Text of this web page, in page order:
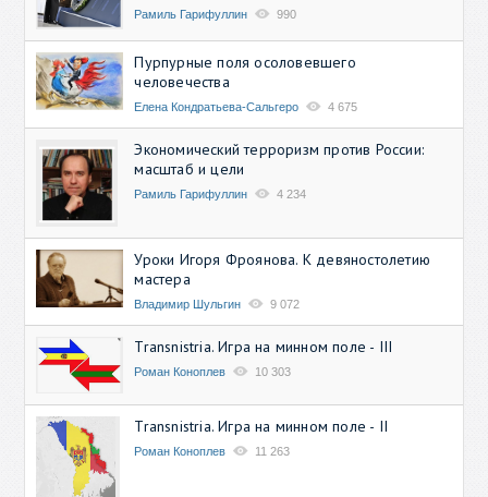
Рамиль Гарифуллин 990
Пурпурные поля осоловевшего
человечества
Елена Кондратьева-Сальгеро 4 675
Экономический терроризм против России:
масштаб и цели
Рамиль Гарифуллин 4 234
Уроки Игоря Фроянова. К девяностолетию
мастера
Владимир Шульгин 9 072
Transnistria. Игра на минном поле - III
Роман Коноплев 10 303
Transnistria. Игра на минном поле - II
Роман Коноплев 11 263